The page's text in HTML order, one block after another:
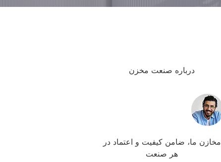
درباره صنعت مخزن
مخازن ما، ضامن کیفیت و اعتماد در
هر صنعت